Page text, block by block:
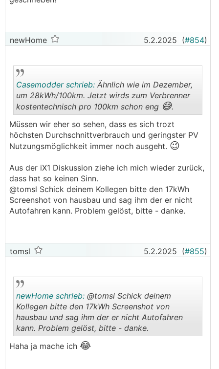
newHome 5.2.2025 (#854)
..
Casemodder schrieb: Ähnlich wie im Dezember,
um 28kWh/100km. Jetzt wirds zum Verbrenner
kostentechnisch pro 100km schon eng 😅.
Müssen wir eher so sehen, dass es sich trozt
höchsten Durchschnittverbrauch und geringster PV
Nutzungsmöglichkeit immer noch ausgeht. 😉
Aus der iX1 Diskussion ziehe ich mich wieder zurück,
dass hat so keinen Sinn.
@­tomsl Schick deinem Kollegen bitte den 17kWh
Screenshot von hausbau und sag ihm der er nicht
Autofahren kann. Problem gelöst, bitte - danke.
tomsl 5.2.2025 (#855)
..
newHome schrieb: @tomsl Schick deinem
Kollegen bitte den 17kWh Screenshot von
hausbau und sag ihm der er nicht Autofahren
kann. Problem gelöst, bitte - danke.
Haha ja mache ich 😂